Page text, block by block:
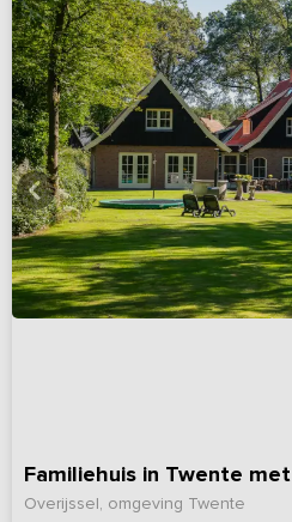
Familiehuis in Twente
Overijssel, omgeving Twente